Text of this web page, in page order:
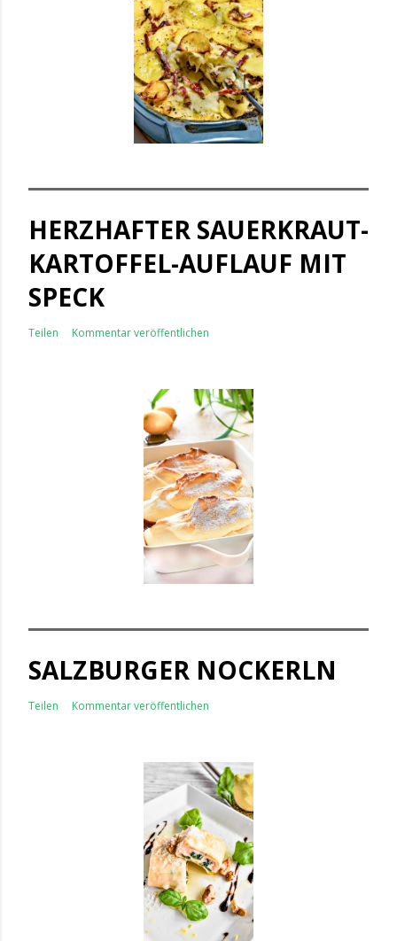
HERZHAFTER SAUERKRAUT-
KARTOFFEL-AUFLAUF MIT
SPECK
Teilen Kommentar veröffentlichen
SALZBURGER NOCKERLN
Teilen Kommentar veröffentlichen